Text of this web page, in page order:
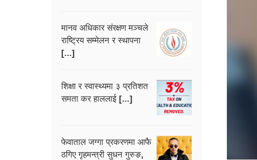
मानव अधिकार संरक्षण मञ्चले
राष्ट्रिय सम्मेलन र स्थापना
[...]
शिक्षा र स्वास्थ्यमा ३ प्रतिशत
समता कर हाललाई [...]
फेवाताल जग्गा प्रकरणमा आफै
ठगिए गृहमन्त्री सुधन गुरुङ,